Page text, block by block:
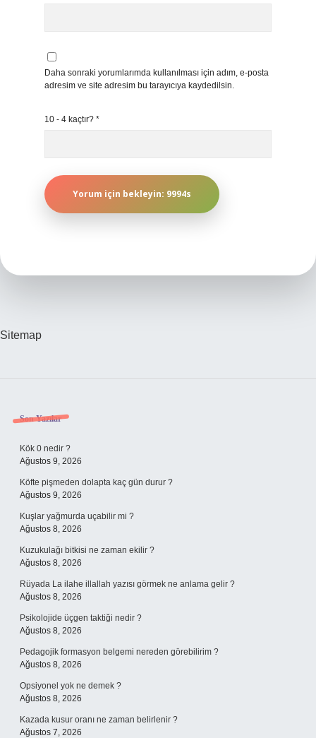
Daha sonraki yorumlarımda kullanılması için adım, e-posta
adresim ve site adresim bu tarayıcıya kaydedilsin.
10 - 4 kaçtır? *
Sitemap
Sidebar
Son Yazılar
Kök 0 nedir ?
Ağustos 9, 2026
Köfte pişmeden dolapta kaç gün durur ?
Ağustos 9, 2026
Kuşlar yağmurda uçabilir mi ?
Ağustos 8, 2026
Kuzukulağı bitkisi ne zaman ekilir ?
Ağustos 8, 2026
Rüyada La ilahe illallah yazısı görmek ne anlama gelir ?
Ağustos 8, 2026
Psikolojide üçgen taktiği nedir ?
Ağustos 8, 2026
Pedagojik formasyon belgemi nereden görebilirim ?
Ağustos 8, 2026
Opsiyonel yok ne demek ?
Ağustos 8, 2026
Kazada kusur oranı ne zaman belirlenir ?
Ağustos 7, 2026